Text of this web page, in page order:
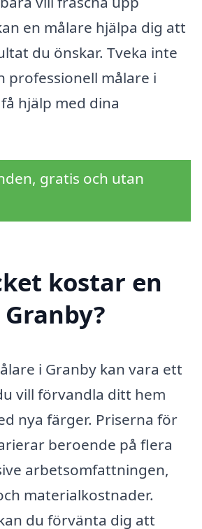
en målare hjälpa dig att
du önskar. Tveka inte
professionell målare i
hjälp med dina
gratis och utan
kostar en
i Granby kan vara ett
vill förvandla ditt hem
nya färger. Priserna för
beroende på flera
arbetsomfattningen,
materialkostnader.
du förvänta dig att